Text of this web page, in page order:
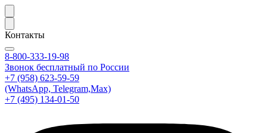
Контакты
8-800-333-19-98
Звонок бесплатный по России
+7 (958) 623-59-59
(WhatsApp, Telegram,Max)
+7 (495) 134-01-50